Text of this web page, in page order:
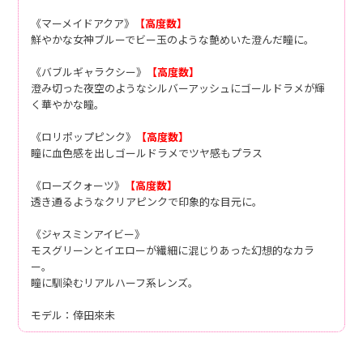
《マーメイドアクア》
【高度数】
鮮やかな女神ブルーでビー玉のような艶めいた澄んだ瞳に。
《バブルギャラクシー》
【高度数】
澄み切った夜空のようなシルバーアッシュにゴールドラメが輝
く華やかな瞳。
《ロリポップピンク》
【高度数】
瞳に血色感を出しゴールドラメでツヤ感もプラス
《ローズクォーツ》
【高度数】
透き通るようなクリアピンクで印象的な目元に。
《ジャスミンアイビー》
モスグリーンとイエローが繊細に混じりあった幻想的なカラ
ー。
瞳に馴染むリアルハーフ系レンズ。
モデル：倖田來未